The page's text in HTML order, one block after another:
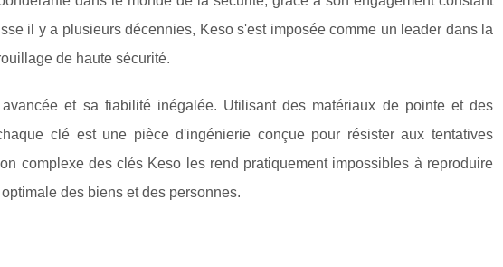
il y a plusieurs décennies, Keso s'est imposée comme un leader dans la
de haute sécurité.
et sa fiabilité inégalée. Utilisant des matériaux de pointe et des
clé est une pièce d'ingénierie conçue pour résister aux tentatives
complexe des clés Keso les rend pratiquement impossibles à reproduire
des biens et des personnes.